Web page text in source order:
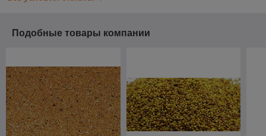
Подобные товары компании